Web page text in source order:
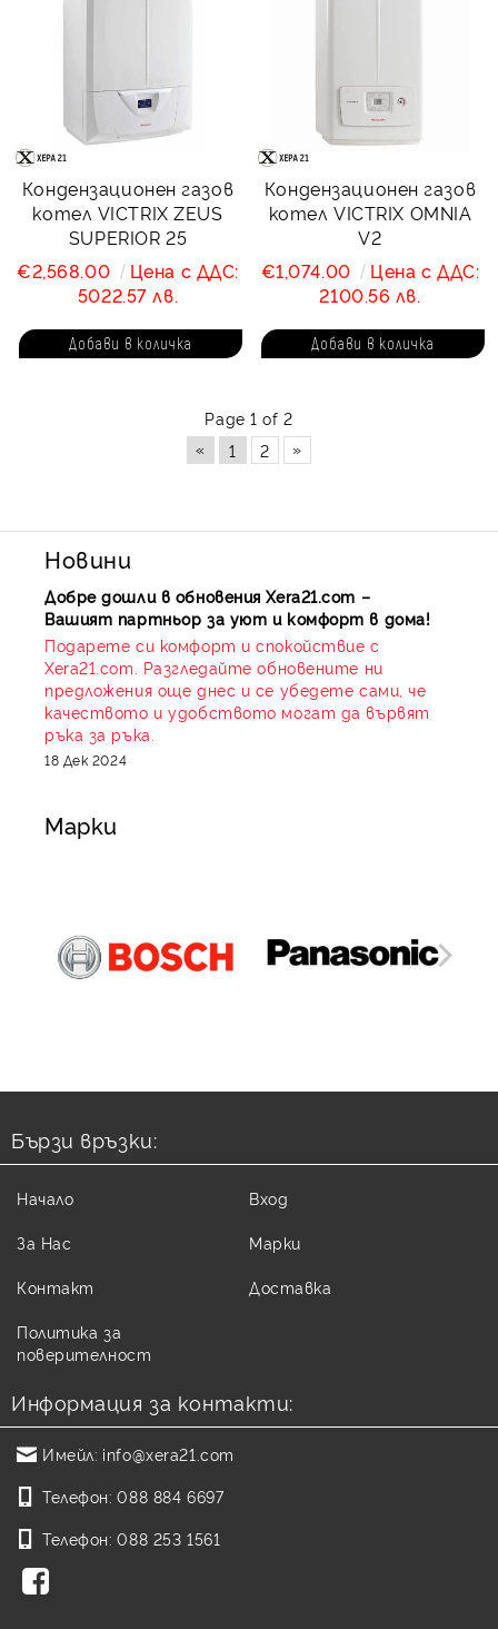
Кондензационен газов
котел VICTRIX ZEUS
SUPERIOR 25
€2,568.00
Цена с ДДС:
5022.57 лв.
Кондензационен газов
котел VICTRIX OMNIA
V2
€1,074.00
Цена с ДДС:
2100.56 лв.
Page 1 of 2
«
1 2 »
Новини
Добре дошли в обновения Xera21.com –
Вашият партньор за уют и комфорт в дома!
Подарете си комфорт и спокойствие с
Xera21.com. Разгледайте обновените ни
предложения още днес и се убедете сами, че
качеството и удобството могат да вървят
ръка за ръка.
18 Дек 2024
Марки
Бързи връзки:
Начало
За Нас
Контакт
Политика за
поверителност
Вход
Марки
Доставка
Информация за контакти:
Имейл: info@xera21.com
Телефон: 088 884 6697
Телефон: 088 253 1561